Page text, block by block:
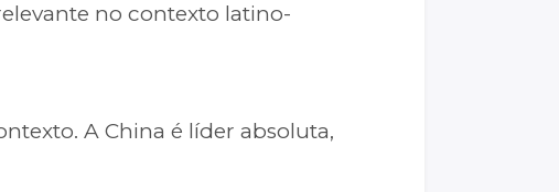
no contexto latino-
A China é líder absoluta,